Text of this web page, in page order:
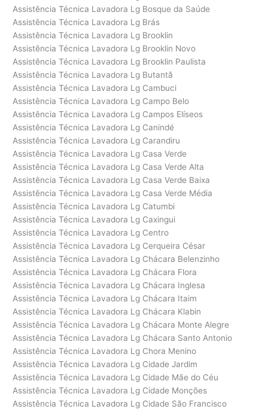
Assistência Técnica Lavadora Lg Bosque da Saúde
Assistência Técnica Lavadora Lg Brás
Assistência Técnica Lavadora Lg Brooklin
Assistência Técnica Lavadora Lg Brooklin Novo
Assistência Técnica Lavadora Lg Brooklin Paulista
Assistência Técnica Lavadora Lg Butantã
Assistência Técnica Lavadora Lg Cambuci
Assistência Técnica Lavadora Lg Campo Belo
Assistência Técnica Lavadora Lg Campos Elíseos
Assistência Técnica Lavadora Lg Canindé
Assistência Técnica Lavadora Lg Carandiru
Assistência Técnica Lavadora Lg Casa Verde
Assistência Técnica Lavadora Lg Casa Verde Alta
Assistência Técnica Lavadora Lg Casa Verde Baixa
Assistência Técnica Lavadora Lg Casa Verde Média
Assistência Técnica Lavadora Lg Catumbi
Assistência Técnica Lavadora Lg Caxingui
Assistência Técnica Lavadora Lg Centro
Assistência Técnica Lavadora Lg Cerqueira César
Assistência Técnica Lavadora Lg Chácara Belenzinho
Assistência Técnica Lavadora Lg Chácara Flora
Assistência Técnica Lavadora Lg Chácara Inglesa
Assistência Técnica Lavadora Lg Chácara Itaim
Assistência Técnica Lavadora Lg Chácara Klabin
Assistência Técnica Lavadora Lg Chácara Monte Alegre
Assistência Técnica Lavadora Lg Chácara Santo Antonio
Assistência Técnica Lavadora Lg Chora Menino
Assistência Técnica Lavadora Lg Cidade Jardim
Assistência Técnica Lavadora Lg Cidade Mãe do Céu
Assistência Técnica Lavadora Lg Cidade Monções
Assistência Técnica Lavadora Lg Cidade São Francisco